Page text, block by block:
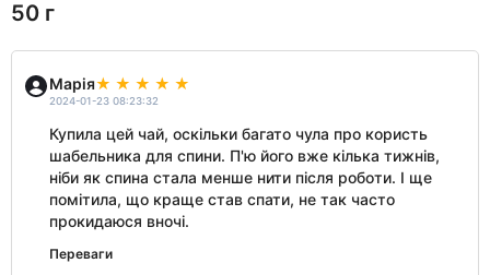
50 г
Марія
2024-01-23 08:23:32
Купила цей чай, оскільки багато чула про користь
шабельника для спини. П'ю його вже кілька тижнів,
ніби як спина стала менше нити після роботи. І ще
помітила, що краще став спати, не так часто
прокидаюся вночі.
Переваги